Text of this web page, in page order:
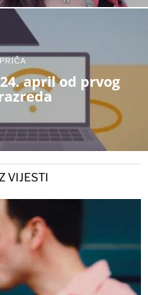
24. april od prvog
VIJESTI